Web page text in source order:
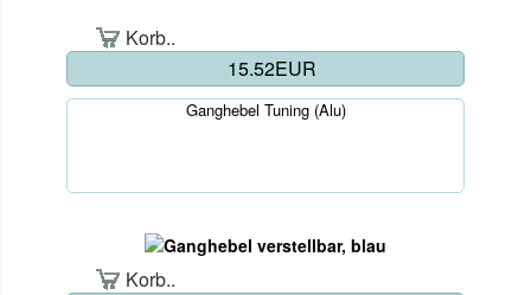
Korb..
15.52EUR
Ganghebel Tuning (Alu)
Korb..